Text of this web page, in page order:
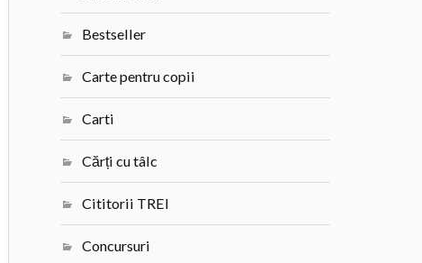
Bestseller
Carte pentru copii
Carti
Cărți cu tâlc
Cititorii TREI
Concursuri